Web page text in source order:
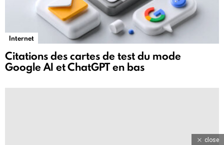
Internet
Citations des cartes de test du mode
Google AI et ChatGPT en bas
close